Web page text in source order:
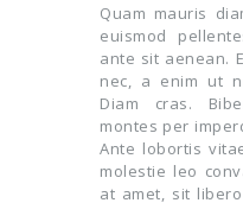
Quam mauris
euismod
ante sit aenean.
nec, a enim ut
Diam cras.
montes per
Ante lobortis
molestie leo
at amet, sit